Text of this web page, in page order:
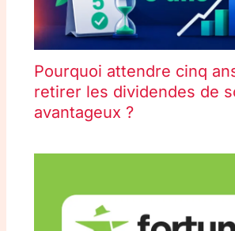
Pourquoi attendre cinq
retirer les dividendes de
avantageux ?